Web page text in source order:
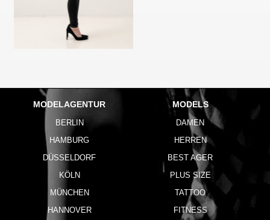
MODELAGENTUR
BERLIN
HAMBURG
DÜSSELDORF
KÖLN
MÜNCHEN
HANNOVER
MODELS
DAMEN
HERREN
BEST AGER
PLUS SIZE
TATTOO
FITNESS